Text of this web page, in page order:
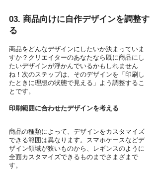
03. 商品向けに自作デザインを調整す
る
商品をどんなデザインにしたいか決まっていま
すか？クリエイターのあなたなら既に商品にし
たいデザインが浮かんでいるかもしれません
ね！次のステップは、そのデザインを「印刷し
たときに理想の状態で見える」よう調整するこ
とです。
印刷範囲に合わせたデザインを考える
商品の種類によって、デザインをカスタマイズ
できる範囲は異なります。スマホケースなどデ
ザイン領域が狭いものから、レギンスのように
全面カスタマイズできるものまでさまざまで
す。